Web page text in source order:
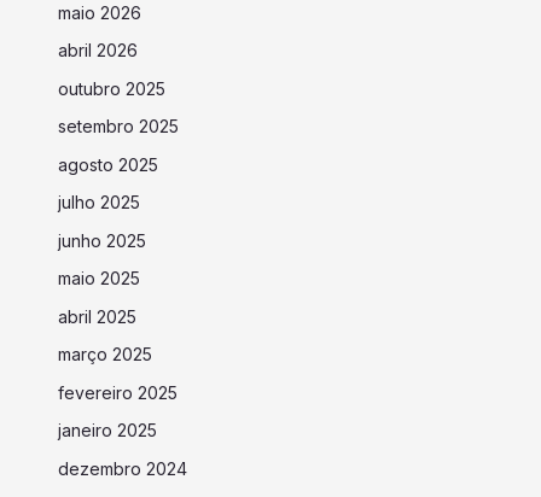
maio 2026
abril 2026
outubro 2025
setembro 2025
agosto 2025
julho 2025
junho 2025
maio 2025
abril 2025
março 2025
fevereiro 2025
janeiro 2025
dezembro 2024